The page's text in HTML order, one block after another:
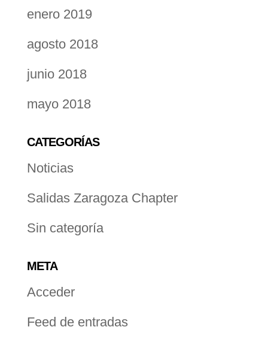
enero 2019
agosto 2018
junio 2018
mayo 2018
CATEGORÍAS
Noticias
Salidas Zaragoza Chapter
Sin categoría
META
Acceder
Feed de entradas